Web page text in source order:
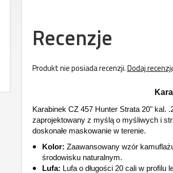
Recenzje
Produkt nie posiada recenzji.Dodaj
Karabinek CZ 457 Hunter Strata 20" kal.
zaprojektowany z myślą o myśliwych i
doskonałe maskowanie w terenie.
Kolor: Zaawansowany wzór
środowisku naturalnym.
Lufa: Lufa o długości 20 cali w profilu